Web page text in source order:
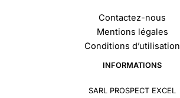
Contactez-nous
Mentions légales
Conditions d’utilisation
INFORMATIONS
SARL PROSPECT EXCEL